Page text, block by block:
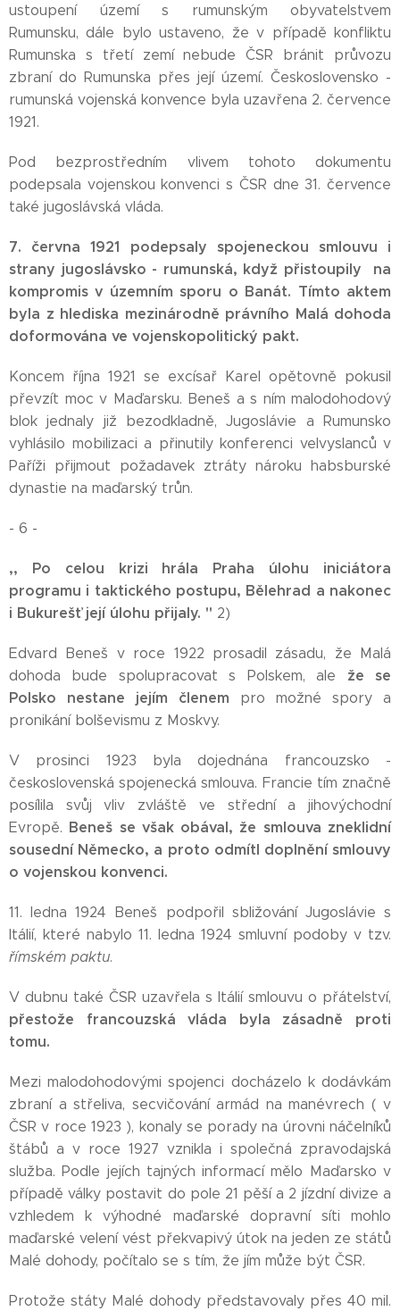
ustoupení území s rumunským obyvatelstvem
Rumunsku, dále bylo ustaveno, že v případě konfliktu
Rumunska s třetí zemí nebude ČSR bránit průvozu
zbraní do Rumunska přes její území. Československo -
rumunská vojenská konvence byla uzavřena 2. července
1921.
Pod bezprostředním vlivem tohoto dokumentu
podepsala vojenskou konvenci s ČSR dne 31. července
také jugoslávská vláda.
7. června 1921 podepsaly spojeneckou smlouvu i
strany jugoslávsko - rumunská, když přistoupily na
kompromis v územním sporu o Banát. Tímto aktem
byla z hlediska mezinárodně právního Malá dohoda
doformována ve vojenskopolitický pakt.
Koncem října 1921 se excísař Karel opětovně pokusil
převzít moc v Maďarsku. Beneš a s ním malodohodový
blok jednaly již bezodkladně, Jugoslávie a Rumunsko
vyhlásilo mobilizaci a přinutily konferenci velvyslanců v
Paříži přijmout požadavek ztráty nároku habsburské
dynastie na maďarský trůn.
- 6 -
,, Po celou krizi hrála Praha úlohu iniciátora
programu i taktického postupu, Bělehrad a nakonec
i Bukurešť její úlohu přijaly. " 2)
Edvard Beneš v roce 1922 prosadil zásadu, že Malá
dohoda bude spolupracovat s Polskem, ale že se
Polsko nestane jejím členem pro možné spory a
pronikání bolševismu z Moskvy.
V prosinci 1923 byla dojednána francouzsko -
československá spojenecká smlouva. Francie tím značně
posílila svůj vliv zvláště ve střední a jihovýchodní
Evropě. Beneš se však obával, že smlouva zneklidní
sousední Německo, a proto odmítl doplnění smlouvy
o vojenskou konvenci.
11. ledna 1924 Beneš podpořil sbližování Jugoslávie s
Itálií, které nabylo 11. ledna 1924 smluvní podoby v tzv.
římském paktu.
V dubnu také ČSR uzavřela s Itálií smlouvu o přátelství,
přestože francouzská vláda byla zásadně proti
tomu.
Mezi malodohodovými spojenci docházelo k dodávkám
zbraní a střeliva, secvičování armád na manévrech ( v
ČSR v roce 1923 ), konaly se porady na úrovni náčelníků
štábů a v roce 1927 vznikla i společná zpravodajská
služba. Podle jejích tajných informací mělo Maďarsko v
případě války postavit do pole 21 pěší a 2 jízdní divize a
vzhledem k výhodné maďarské dopravní síti mohlo
maďarské velení vést překvapivý útok na jeden ze států
Malé dohody, počítalo se s tím, že jím může být ČSR.
Protože státy Malé dohody představovaly přes 40 mil.